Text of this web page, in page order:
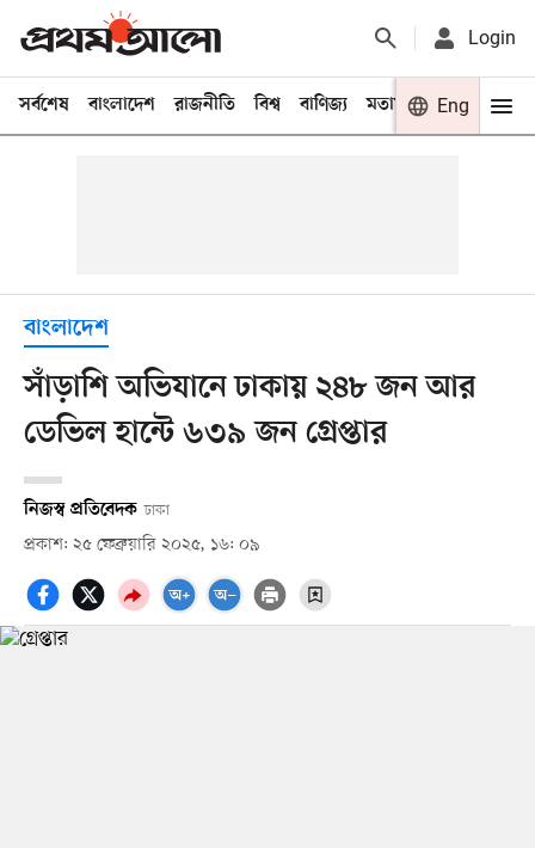
Login
সর্বশেষ বাংলাদেশ রাজনীতি বিশ্ব বাণিজ্য মতামত খেলা
Eng
বাংলাদেশ
সাঁড়াশি অভিযানে ঢাকায় ২৪৮ জন আর
ডেভিল হান্টে ৬৩৯ জন গ্রেপ্তার
নিজস্ব প্রতিবেদক ঢাকা
প্রকাশ: ২৫ ফেব্রুয়ারি ২০২৫, ১৬: ০৯